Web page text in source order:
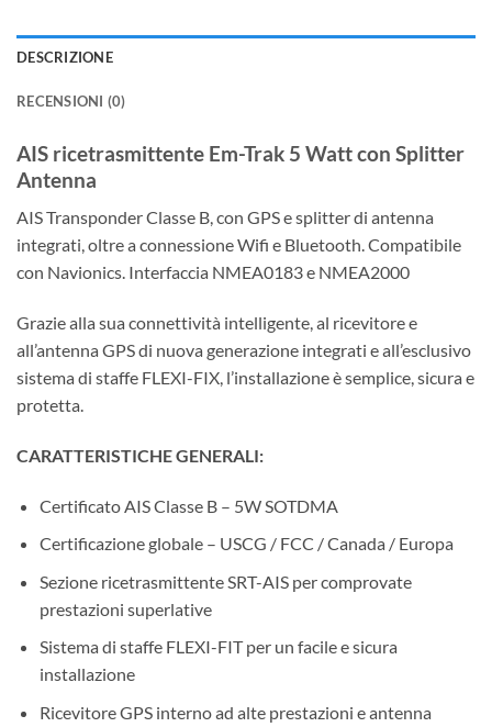
DESCRIZIONE
RECENSIONI (0)
AIS ricetrasmittente Em-Trak 5 Watt con Splitter
Antenna
AIS Transponder Classe B, con GPS e splitter di antenna
integrati, oltre a connessione Wifi e Bluetooth. Compatibile
con Navionics. Interfaccia NMEA0183 e NMEA2000
Grazie alla sua connettività intelligente, al ricevitore e
all’antenna GPS di nuova generazione integrati e all’esclusivo
sistema di staffe FLEXI-FIX, l’installazione è semplice, sicura e
protetta.
CARATTERISTICHE GENERALI:
Certificato AIS Classe B – 5W SOTDMA
Certificazione globale – USCG / FCC / Canada / Europa
Sezione ricetrasmittente SRT-AIS per comprovate
prestazioni superlative
Sistema di staffe FLEXI-FIT per un facile e sicura
installazione
Ricevitore GPS interno ad alte prestazioni e antenna